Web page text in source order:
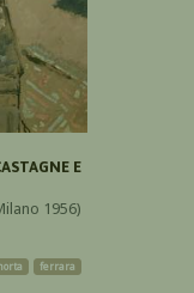
E
1956)
ferrara